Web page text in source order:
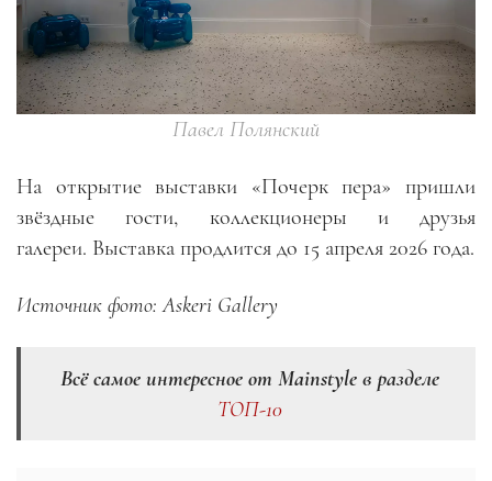
Павел Полянский
На открытие выставки «Почерк пера» пришли
звёздные гости, коллекционеры и друзья
галереи. Выставка продлится до 15 апреля 2026 года.
Источник фото: Askeri Gallery
Всё самое интересное от Mainstyle в разделе
ТОП-10